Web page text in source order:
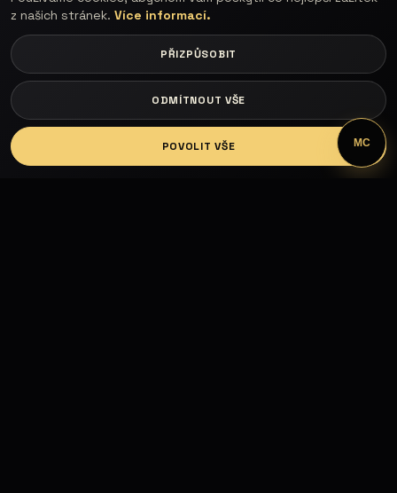
LOGIN
z našich stránek. Více informací.
PŘIZPŮSOBIT
ODMÍTNOUT VŠE
POVOLIT VŠE MC